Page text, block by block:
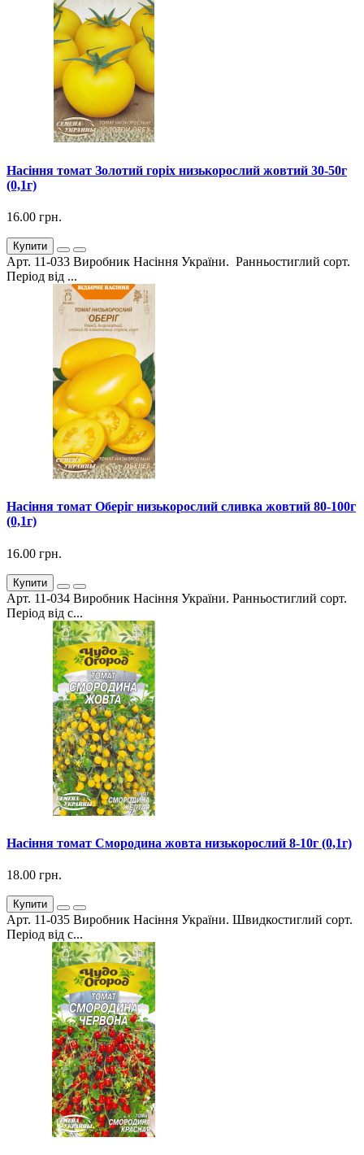
Насіння томат Золотий горіх низькорослий жовтий 30-50г
(0,1г)
16.00 грн.
Купити
Арт. 11-033 Виробник Насіння України. Ранньостиглий сорт.
Період від ...
Насіння томат Оберіг низькорослий сливка жовтий 80-100г
(0,1г)
16.00 грн.
Купити
Арт. 11-034 Виробник Насіння України. Ранньостиглий сорт.
Період від с...
Насіння томат Смородина жовта низькорослий 8-10г (0,1г)
18.00 грн.
Купити
Арт. 11-035 Виробник Насіння України. Швидкостиглий сорт.
Період від с...